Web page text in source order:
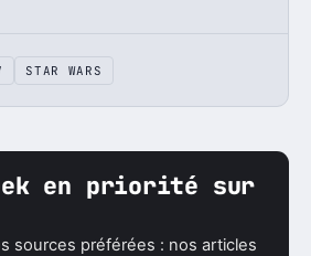
STAR WARS
en priorité sur
sources préférées : nos articles